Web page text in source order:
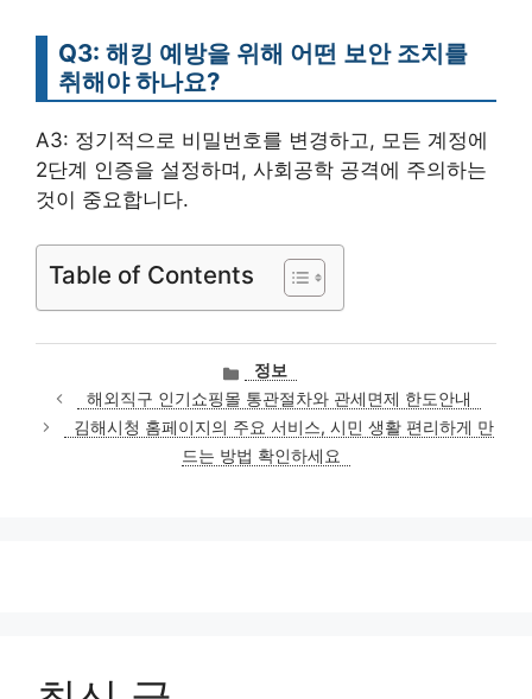
Q3: 해킹 예방을 위해 어떤 보안 조치를
취해야 하나요?
A3: 정기적으로 비밀번호를 변경하고, 모든 계정에
2단계 인증을 설정하며, 사회공학 공격에 주의하는
것이 중요합니다.
Table of Contents
카
테
고
리
정보
해외직구 인기쇼핑몰 통관절차와 관세면제 한도안내
김해시청 홈페이지의 주요 서비스, 시민 생활 편리하게 만
드는 방법 확인하세요